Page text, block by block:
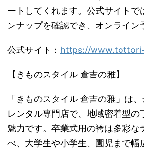
ートしてくれます。公式サイトで
ンナップを確認でき、オンライン
公式サイト： https://
【きものスタイル 倉吉の雅】
「きものスタイル 倉吉の雅」は
レンタル専門店で、地域密着型の
魅力です。卒業式用の袴は多彩な
べ、大学生や小学生、園児まで幅